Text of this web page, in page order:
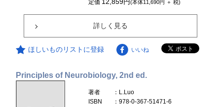
定価 (本体11,690円 ＋ 税)
詳しく見る
ほしいものリストに登録 いいね
Principles of Neurobiology, 2nd ed.
著者
：L.Luo
ISBN
：978-0-367-51471-6